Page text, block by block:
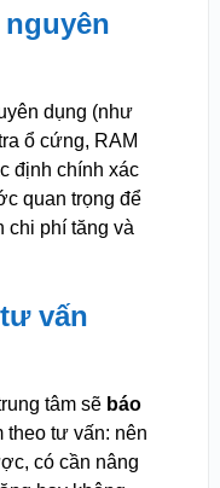
dụng (như
ổ cứng, RAM
định chính xác
quan trọng để
chi phí tăng và
vấn
tâm sẽ báo
theo tư vấn: nên
có cần nâng